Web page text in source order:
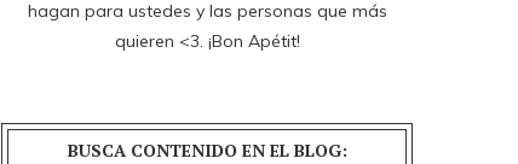
hagan para ustedes y las personas que más
quieren <3. ¡Bon Apétit!
BUSCA CONTENIDO EN EL BLOG: